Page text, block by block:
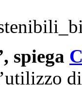
spiega